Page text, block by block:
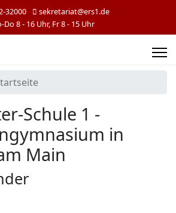
32000
sekretariat@ers1.de
Do 8 - 16 Uhr, Fr 8 - 15 Uhr
Schule 1 -
in
Main